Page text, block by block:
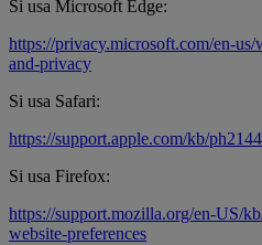
Si usa Microsoft Edge:
https://privacy.microsoft.com/en-
and-privacy
Si usa Safari:
https://support.apple.com/kb/
Si usa Firefox:
https://support.mozilla.org/en-US/
website-preferences